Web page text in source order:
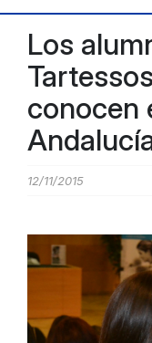
Los
conocen
12/11/2015